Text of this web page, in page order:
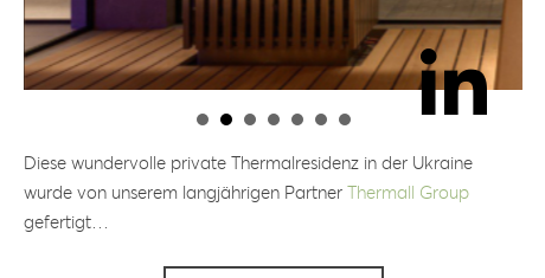
Diese wundervolle private Thermalresidenz in der Ukraine
wurde von unserem langjährigen Partner Thermall Group
gefertigt…